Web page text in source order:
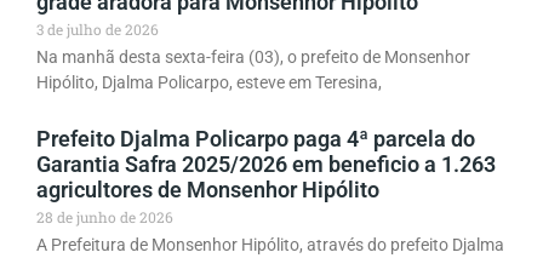
3 de julho de 2026
Na manhã desta sexta-feira (03), o prefeito de Monsenhor
Hipólito, Djalma Policarpo, esteve em Teresina,
Prefeito Djalma Policarpo paga 4ª parcela do
Garantia Safra 2025/2026 em beneficio a 1.263
agricultores de Monsenhor Hipólito
28 de junho de 2026
A Prefeitura de Monsenhor Hipólito, através do prefeito Djalma